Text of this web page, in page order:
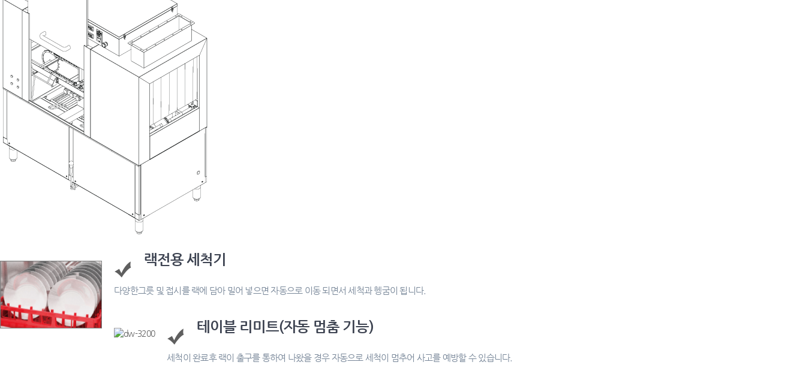
랙전용 세척기
다양한그릇 및 접시를 랙에 담아 밀어 넣으면 자동으로 이동 되면서 세척과 헹굼이 됩니다.
테이블 리미트(자동 멈춤 기능)
세척이 완료후 랙이 출구를 통하여 나왔을 경우 자동으로 세척이 멈추어 사고를 예방할 수 있습니다.